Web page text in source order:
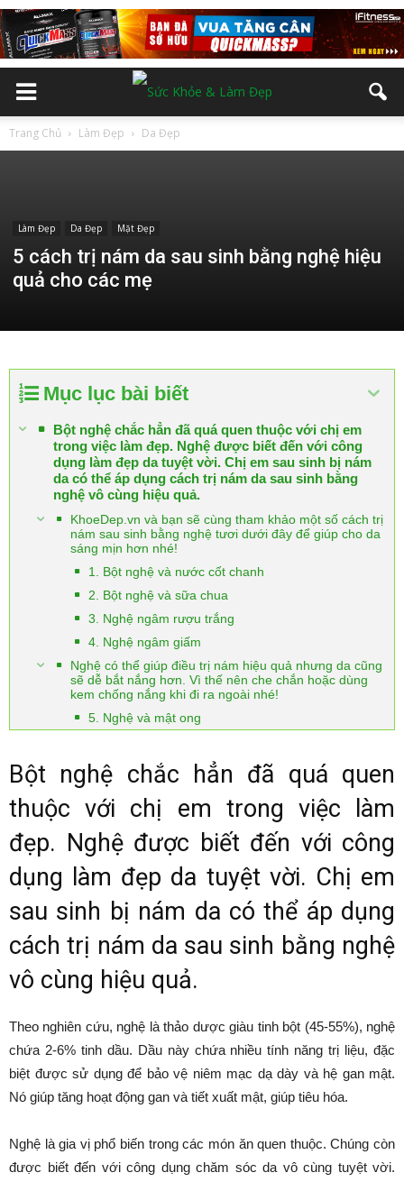
Trang Chủ Làm Đẹp Da Đẹp
Làm Đẹp Da Đẹp Mặt Đẹp
5 cách trị nám da sau sinh bằng nghệ hiệu
quả cho các mẹ
Mục lục bài biết
Bột nghệ chắc hẳn đã quá quen thuộc với chị em
trong việc làm đẹp. Nghệ được biết đến với công
dụng làm đẹp da tuyệt vời. Chị em sau sinh bị nám
da có thể áp dụng cách trị nám da sau sinh bằng
nghệ vô cùng hiệu quả.
KhoeDep.vn và bạn sẽ cùng tham khảo một số cách trị
nám sau sinh bằng nghệ tươi dưới đây để giúp cho da
sáng mịn hơn nhé!
1. Bột nghệ và nước cốt chanh
2. Bột nghệ và sữa chua
3. Nghệ ngâm rượu trắng
4. Nghệ ngâm giấm
Nghệ có thể giúp điều trị nám hiệu quả nhưng da cũng
sẽ dễ bắt nắng hơn. Vì thế nên che chắn hoặc dùng
kem chống nắng khi đi ra ngoài nhé!
5. Nghệ và mật ong
Bột nghệ chắc hẳn đã quá quen
thuộc với chị em trong việc làm
đẹp. Nghệ được biết đến với công
dụng làm đẹp da tuyệt vời. Chị em
sau sinh bị nám da có thể áp dụng
cách trị nám da sau sinh bằng nghệ
vô cùng hiệu quả.
Theo nghiên cứu, nghệ là thảo dược giàu tinh bột (45-55%), nghệ
chứa 2-6% tinh dầu. Dầu này chứa nhiều tính năng trị liệu, đặc
biệt được sử dụng để bảo vệ niêm mạc dạ dày và hệ gan mật.
Nó giúp tăng hoạt động gan và tiết xuất mật, giúp tiêu hóa.
Nghệ là gia vị phổ biến trong các món ăn quen thuộc. Chúng còn
được biết đến với công dụng chăm sóc da vô cùng tuyệt vời.